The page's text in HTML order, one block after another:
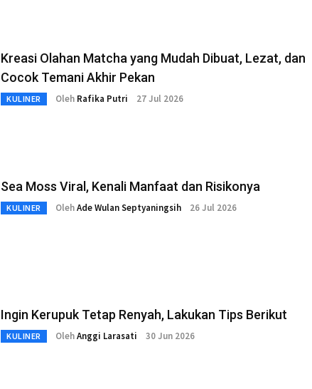
Kreasi Olahan Matcha yang Mudah Dibuat, Lezat, dan
Cocok Temani Akhir Pekan
KULINER Oleh Rafika Putri 27 Jul 2026
Sea Moss Viral, Kenali Manfaat dan Risikonya
KULINER OlehAde Wulan Septyaningsih 26 Jul 2026
Ingin Kerupuk Tetap Renyah, Lakukan Tips Berikut
KULINER OlehAnggi Larasati 30 Jun 2026